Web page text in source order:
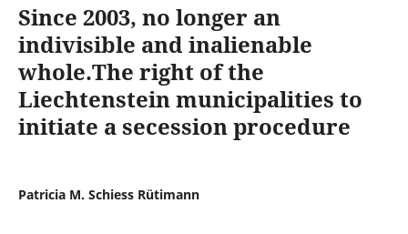
Since 2003, no longer an
indivisible and inalienable
whole.The right of the
Liechtenstein municipalities to
initiate a secession procedure
Patricia M. Schiess Rütimann